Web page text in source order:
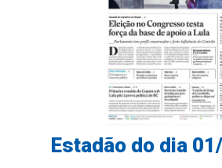
Estadão do dia